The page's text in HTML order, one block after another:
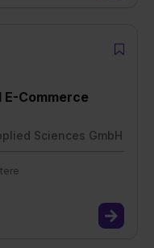
Commerce
Sciences GmbH